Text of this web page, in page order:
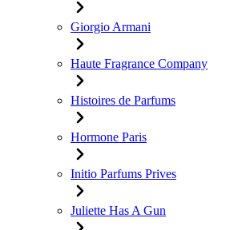
Giorgio Armani
Haute Fragrance Company
Histoires de Parfums
Hormone Paris
Initio Parfums Prives
Juliette Has A Gun